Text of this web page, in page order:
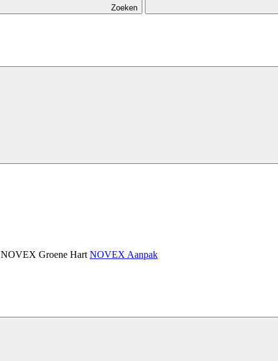
Zoeken
NOVEX Groene Hart NOVEX Aanpak